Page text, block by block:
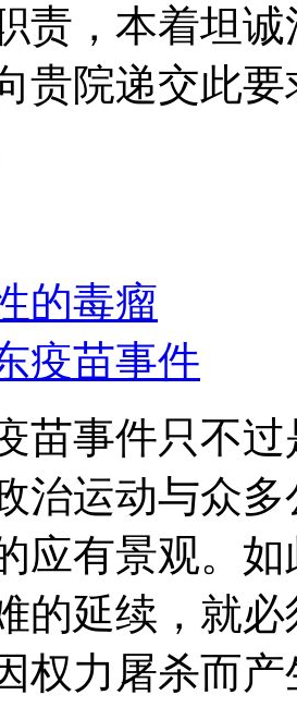
责，本着坦
贵院递交此要
的毒瘤
苗事件
苗事件只不
治运动与众
应有景观。
的延续，就
权力屠杀而